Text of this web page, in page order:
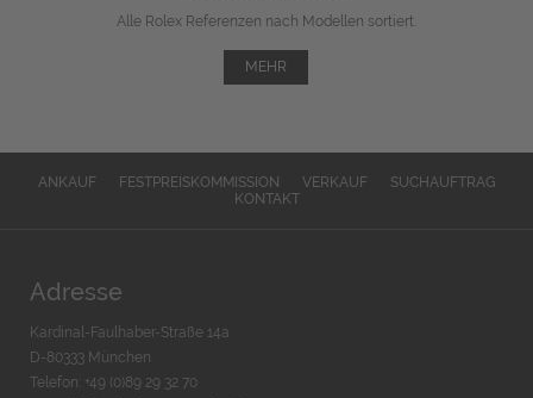
Alle Rolex Referenzen nach Modellen sortiert.
MEHR
ANKAUF FESTPREISKOMMISSION VERKAUF
SUCHAUFTRAG
KONTAKT
Adresse
Kardinal-Faulhaber-Straße 14a
D-80333 München
Telefon: +49 (0)89 29 32 70